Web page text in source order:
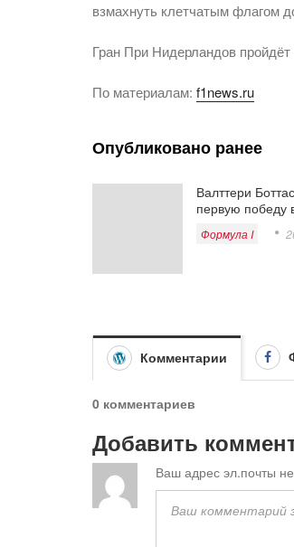
взмахнуть клетчатым флагом
Гран При Нидерландов
По материалам: f1news.ru
Опубликовано ранее
Валттери
первую победу
Формула I
Комментарии
0 комментариев
Добавить
Ваш адрес эл.почты